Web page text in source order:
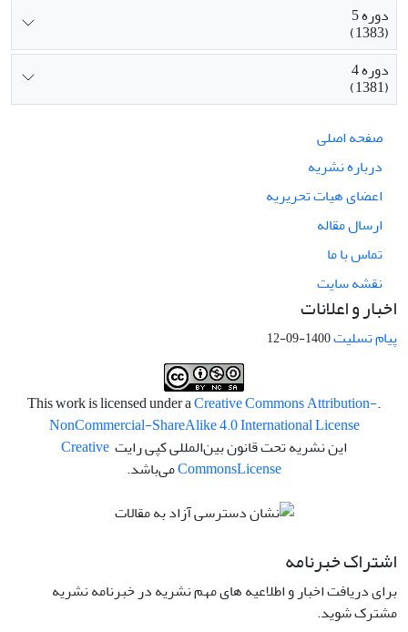
دوره 5
(1383)
دوره 4
(1381)
صفحه اصلی
درباره نشریه
اعضای هیات تحریریه
ارسال مقاله
تماس با ما
نقشه سایت
اخبار و اعلانات
پیام تسلیت1400-09-12
.This work is licensed under a
Creative Commons Attribution-
NonCommercial-ShareAlike 4.0 International License
این نشریه تحت قانون بین‌المللی کپی رایت Creative
CommonsLicense می‌باشد.
اشتراک خبرنامه
برای دریافت اخبار و اطلاعیه های مهم نشریه در خبرنامه نشریه
مشترک شوید.